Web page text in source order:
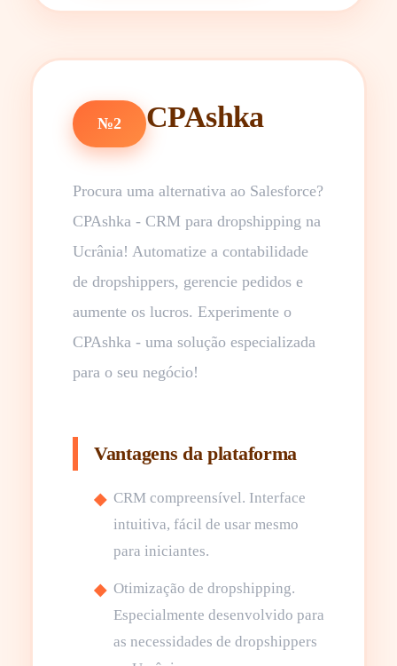
№2 CPAshka
Procura uma alternativa ao Salesforce?
CPAshka - CRM para dropshipping na
Ucrânia! Automatize a contabilidade
de dropshippers, gerencie pedidos e
aumente os lucros. Experimente o
CPAshka - uma solução especializada
para o seu negócio!
Vantagens da plataforma
CRM compreensível. Interface
intuitiva, fácil de usar mesmo
para iniciantes.
Otimização de dropshipping.
Especialmente desenvolvido para
as necessidades de dropshippers